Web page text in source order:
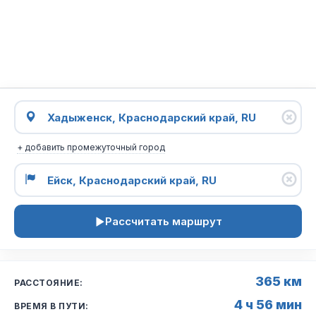
+ добавить промежуточный город
Рассчитать маршрут
РАССТОЯНИЕ: 365 км
ВРЕМЯ В ПУТИ: 4 ч 56 мин